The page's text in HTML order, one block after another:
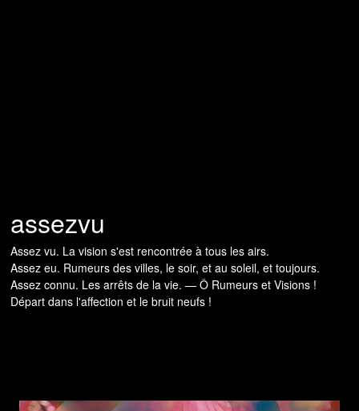
assezvu
Assez vu. La vision s'est rencontrée à tous les airs.
Assez eu. Rumeurs des villes, le soir, et au soleil, et toujours.
Assez connu. Les arrêts de la vie. — Ô Rumeurs et Visions !
Départ dans l'affection et le bruit neufs !